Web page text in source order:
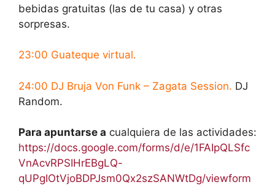
bebidas gratuitas (las de tu casa) y otras
sorpresas.
23:00 Guateque virtual.
24:00 DJ Bruja Von Funk – Zagata Session. DJ
Random.
Para apuntarse a cualquiera de las actividades:
https://docs.google.com/forms/d/e/1FAIpQLSfc
VnAcvRPSIHrEBgLQ-
qUPgIOtVjoBDPJsm0Qx2szSANWtDg/viewform